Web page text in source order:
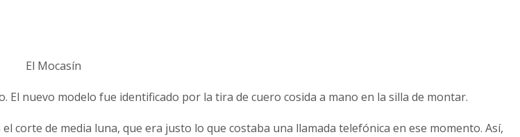
El Mocasín
El nuevo modelo fue identificado por la tira de cuero cosida a mano en la silla de montar.
corte de media luna, que era justo lo que costaba una llamada telefónica en ese momento. Así,